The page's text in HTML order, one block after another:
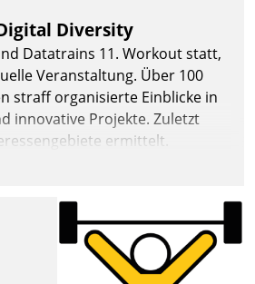
-
Diversity
Datatrains 11. Workout statt,
Veranstaltung. Über 100
straff organisierte Einblicke in
innovative Projekte. Zuletzt
ermittelt.